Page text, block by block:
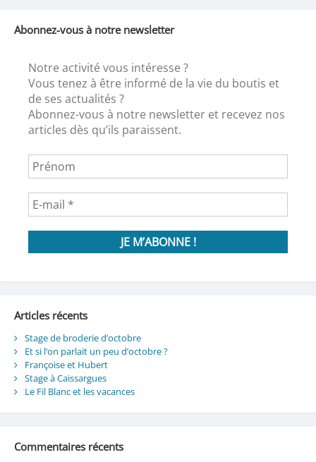
Abonnez-vous à notre newsletter
Notre activité vous intéresse ?
Vous tenez à être informé de la vie du boutis et
de ses actualités ?
Abonnez-vous à notre newsletter et recevez nos
articles dès qu’ils paraissent.
Articles récents
Stage de broderie d’octobre
Et si l’on parlait un peu d’octobre ?
Françoise et Hubert
Stage à Caissargues
Le Fil Blanc et les vacances
Commentaires récents